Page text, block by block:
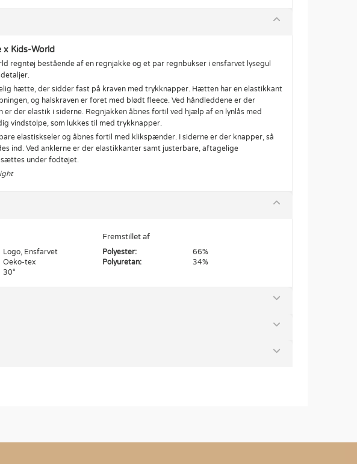
Kids-World
regntøj bestående af en regnjakke og et par regnbukser i ensfarvet lysegul
hætte, der sidder fast på kraven med trykknapper. Hætten har en elastikkant
og halskraven er foret med blødt fleece. Ved håndleddene er der
er der elastik i siderne. Regnjakken åbnes fortil ved hjælp af en lynlås med
vindstolpe, som lukkes til med trykknapper.
elastiskseler og åbnes fortil med klikspænder. I siderne er der knapper, så
ind. Ved anklerne er der elastikkanter samt justerbare, aftagelige
sættes under fodtøjet.
Logo, Ensfarvet
Oeko-tex
30°
Fremstillet af
Polyester:
66%
Polyuretan:
34%